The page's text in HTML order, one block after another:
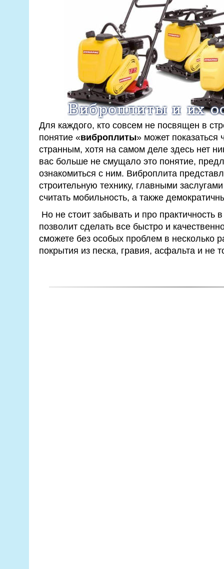
Для каждого, кто совсем не посвящен в
понятие «виброплиты» может
странным, хотя на самом деле здесь нет
вас больше не смущало это понятие,
ознакомиться с ним. Виброплита
строительную технику, главными
считать мобильность, а также
Но не стоит забывать и про практичность
позволит сделать все быстро и
сможете без особых проблем в несколько
покрытия из песка, гравия, асфальта и не